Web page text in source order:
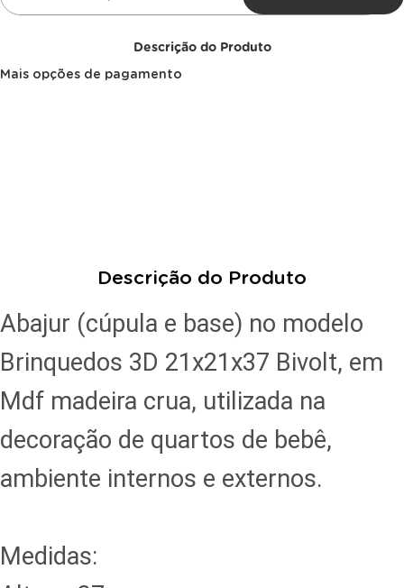
Descrição do Produto
Mais opções de pagamento
Descrição do Produto
Abajur (cúpula e base) no modelo
Brinquedos 3D 21x21x37 Bivolt, em
Mdf madeira crua, utilizada na
decoração de quartos de bebê,
ambiente internos e externos.
Medidas: